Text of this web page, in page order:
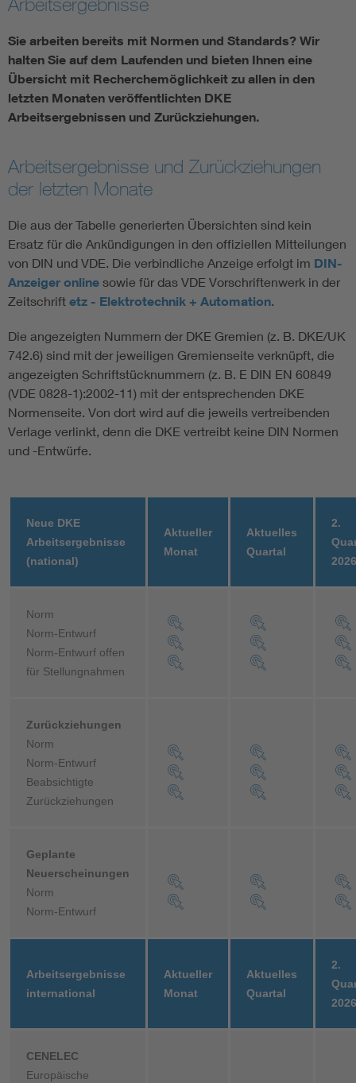
Smart Cities
DKE Fachinformationen im Kontext der Normung
Blitzschutz: DIN EN 62305 in der Übersicht
Circular Economy für mehr Ressourceneffizienz
DIN VDE 0100 für sichere Elektroinstallationen
Elektrofachkraft (EFK)
Sie arbeiten bereits mit Normen und Standards? Wir
halten Sie auf dem Laufenden und bieten Ihnen eine
Übersicht mit Recherchemöglichkeit zu allen in den
letzten Monaten veröffentlichten DKE
Arbeitsergebnissen und Zurückziehungen.
Arbeitsergebnisse und Zurückziehungen
der letzten Monate
Die aus der Tabelle generierten Übersichten sind kein
Ersatz für die Ankündigungen in den offiziellen Mitteilungen
von DIN und VDE. Die verbindliche Anzeige erfolgt im DIN-
Anzeiger online sowie für das VDE Vorschriftenwerk in der
Zeitschrift etz - Elektrotechnik + Automation.
Die angezeigten Nummern der DKE Gremien (z. B. DKE/UK
742.6) sind mit der jeweiligen Gremienseite verknüpft, die
angezeigten Schriftstücknummern (z. B. E DIN EN 60849
(VDE 0828-1):2002-11) mit der entsprechenden DKE
Normenseite. Von dort wird auf die jeweils vertreibenden
Verlage verlinkt, denn die DKE vertreibt keine DIN Normen
und -Entwürfe.
Neue DKE
Arbeitsergebnisse
(national)
Aktueller
Monat
Aktuelles
Quartal
2.
2026
Norm
Norm-Entwurf
Norm-Entwurf offen
für Stellungnahmen
Zurückziehungen
Norm
Norm-Entwurf
Beabsichtigte
Zurückziehungen
Geplante
Neuerscheinungen
Norm
Norm-Entwurf
Arbeitsergebnisse
international
Aktueller
Monat
Aktuelles
Quartal
2.
2026
CENELEC
Europäische